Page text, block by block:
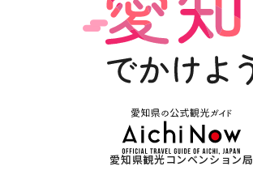
愛知県観光コンベンション局